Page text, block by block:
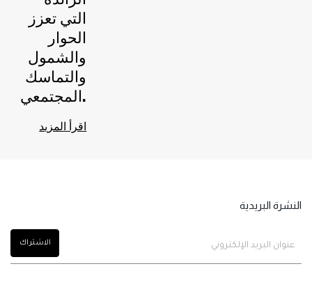
التي تعزز
الحوار
والشمول
والتماسك
المجتمعي.
اقرأ المزيد
النشرة البريدية